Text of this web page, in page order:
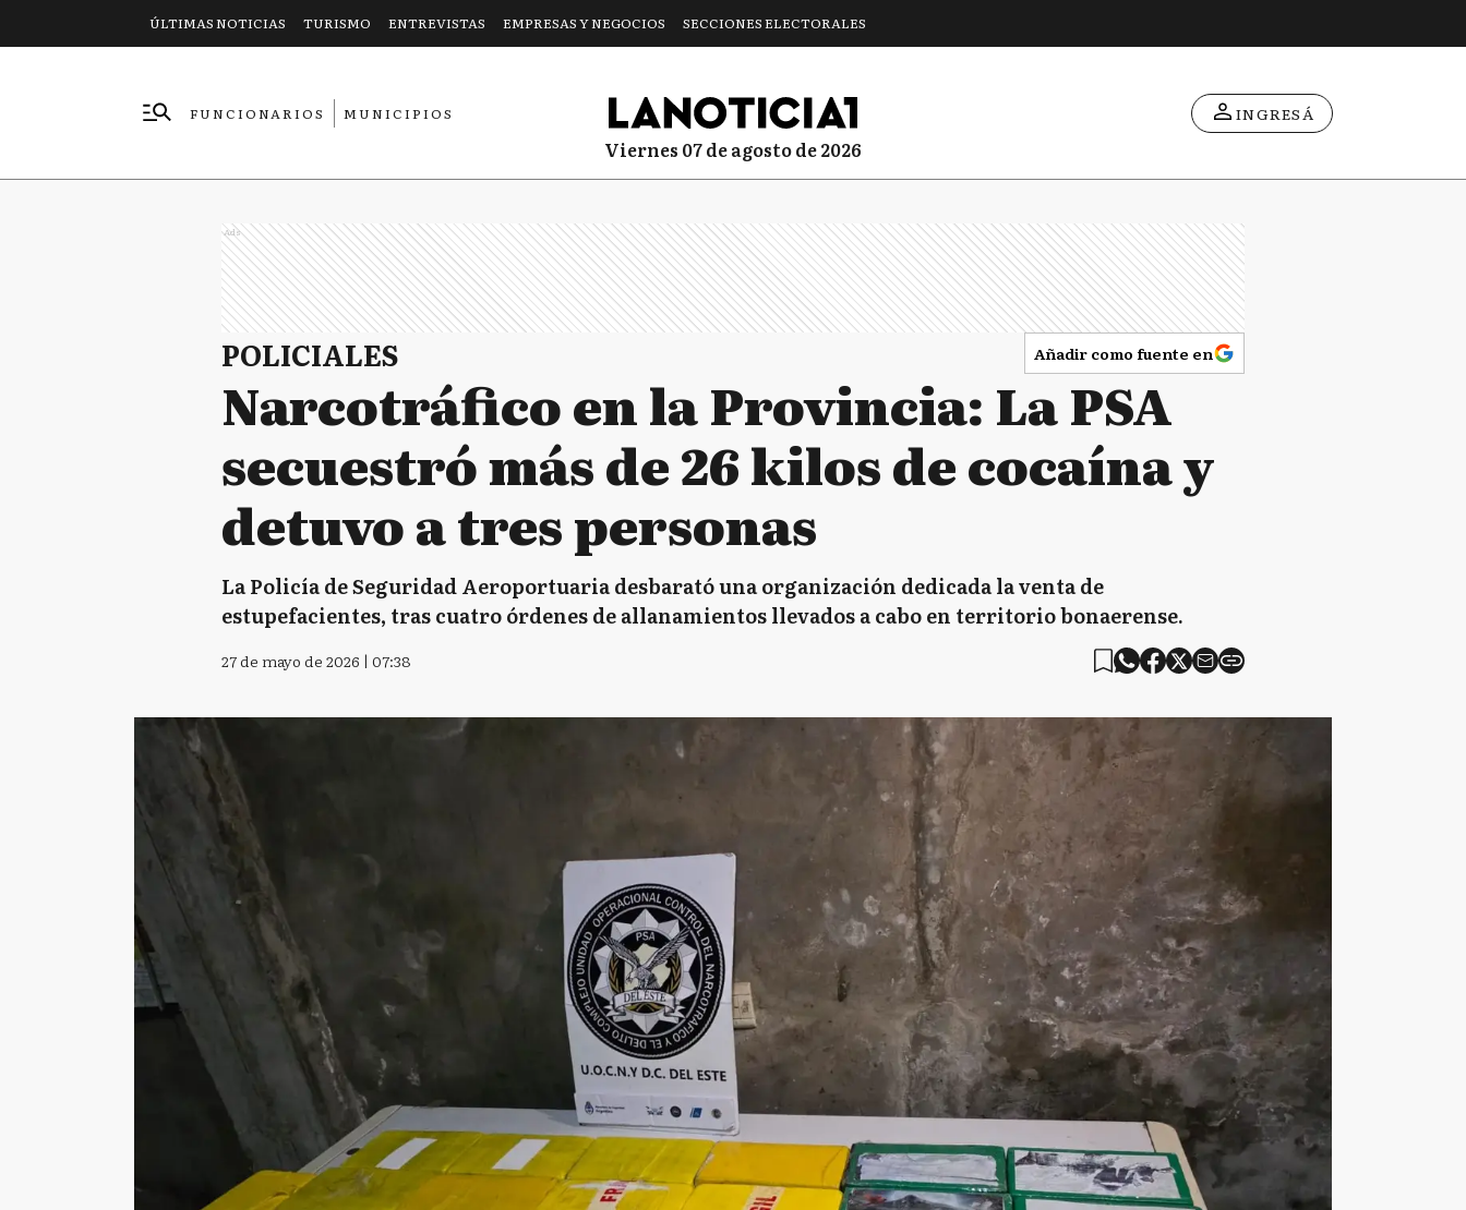
ÚLTIMAS NOTICIAS TURISMO ENTREVISTAS EMPRESAS Y NEGOCIOS SECCIONES ELECTORALES
FUNCIONARIOS
MUNICIPIOS
viernes 07 de agosto de 2026
INGRESÁ
Ads
POLICIALES Añadir como fuente en
Narcotráfico en la Provincia: La PSA
secuestró más de 26 kilos de cocaína y
detuvo a tres personas
La Policía de Seguridad Aeroportuaria desbarató una organización dedicada la venta de
estupefacientes, tras cuatro órdenes de allanamientos llevados a cabo en territorio bonaerense.
27 de mayo de 2026 | 07:38